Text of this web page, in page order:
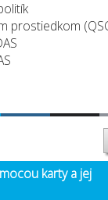
prostiedkom
karty a jej